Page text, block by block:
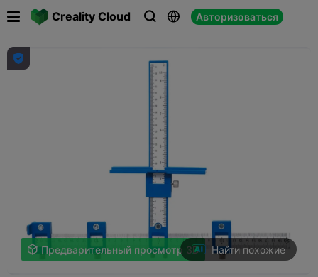
Creality Cloud   Авторизоваться

 Предварительный просмотр 3D Найти похожие